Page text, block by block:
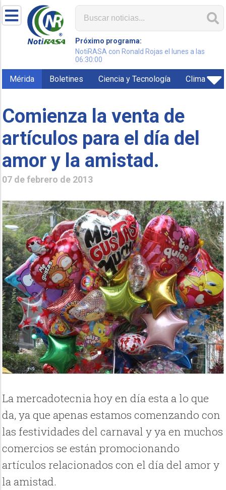
Próximo programa:
NotiRASA con Ronald Rojas el lunes a las
06:30:00
Mérida Boletines Ciencia y Tecnología Clima
Comienza la venta de
artículos para el día del
amor y la amistad.
07 de febrero de 2013
La mercadotecnia hoy en día esta a lo que
da, ya que apenas estamos comenzando con
las festividades del carnaval y ya en muchos
comercios se están promocionando
artículos relacionados con el día del amor y
la amistad.